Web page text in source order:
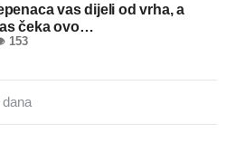
vas dijeli od vrha, a
čeka ovo…
153
dana